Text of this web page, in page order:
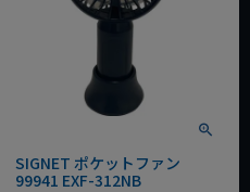
SIGNET ポケットファン
99941 EXF-312NB